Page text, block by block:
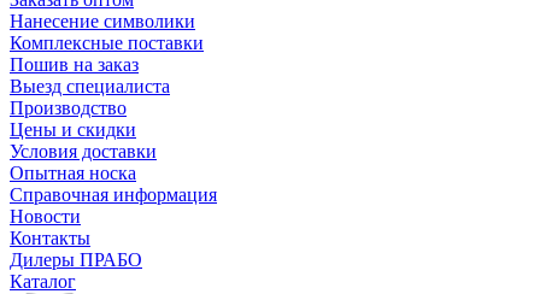
Нанесение символики
Комплексные поставки
Пошив на заказ
Выезд специалиста
Производство
Цены и скидки
Условия доставки
Опытная носка
Справочная информация
Новости
Контакты
Дилеры ПРАБО
Каталог